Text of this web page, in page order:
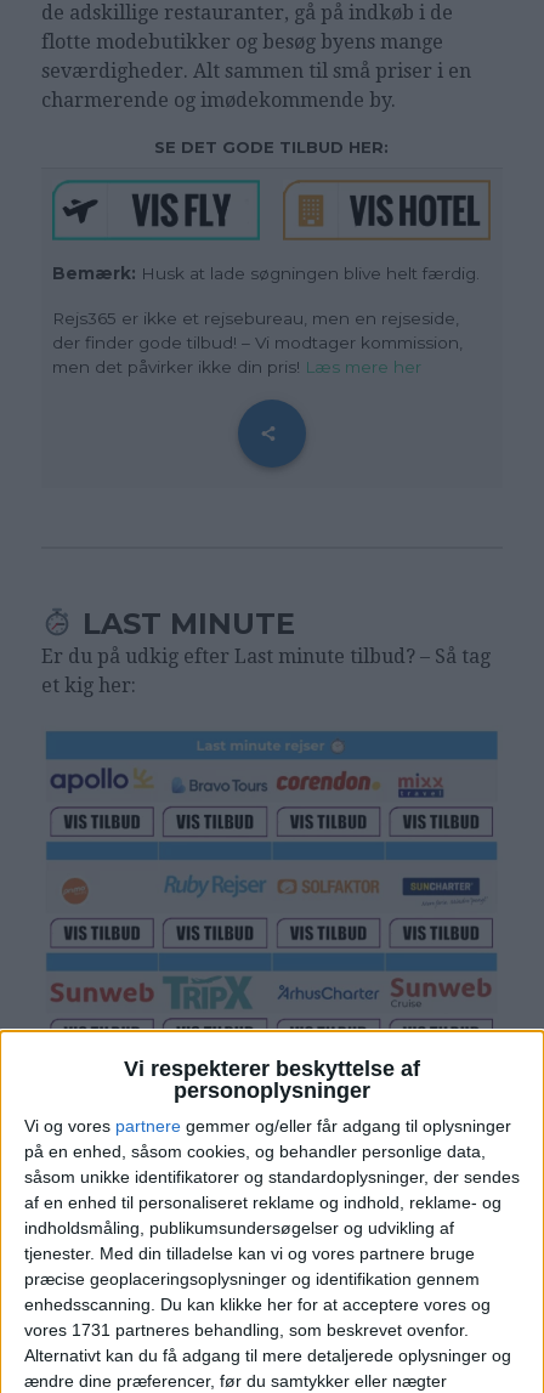
Vi respekterer beskyttelse af
personoplysninger
Vi og vores partnere gemmer og/eller får adgang til oplysninger
på en enhed, såsom cookies, og behandler personlige data,
såsom unikke identifikatorer og standardoplysninger, der sendes
af en enhed til personaliseret reklame og indhold, reklame- og
indholdsmåling, publikumsundersøgelser og udvikling af
tjenester. Med din tilladelse kan vi og vores partnere bruge
præcise geoplaceringsoplysninger og identifikation gennem
enhedsscanning. Du kan klikke her for at acceptere vores og
vores 1731 partneres behandling, som beskrevet ovenfor.
Alternativt kan du få adgang til mere detaljerede oplysninger og
ændre dine præferencer, før du samtykker eller nægter
de adskillige restauranter, gå på indkøb i de
flotte modebutikker og besøg byens mange
seværdigheder. Alt sammen til små priser i en
charmerende og imødekommende by.
SE DET GODE TILBUD HER:
Bemærk: Husk at lade søgningen blive helt færdig.
Rejs365 er ikke et rejsebureau, men en rejseside,
der finder gode tilbud! – Vi modtager kommission,
men det påvirker ikke din pris! Læs mere her
LAST MINUTE
Er du på udkig efter Last minute tilbud? – Så tag
et kig her:
Læs videre efter Annoncen
Annonce
PRISOVERSIGT